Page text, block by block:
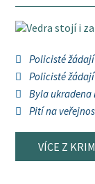
Policisté
Policisté
Byla ukradena
Pití na
VÍCE Z